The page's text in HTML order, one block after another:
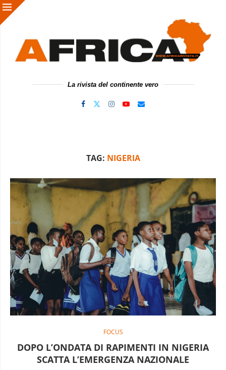
La rivista del continente vero
TAG: NIGERIA
FOCUS
DOPO L’ONDATA DI RAPIMENTI IN NIGERIA
SCATTA L’EMERGENZA NAZIONALE